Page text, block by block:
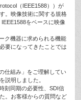
（IEEE1588））が
。映像技術に関する規格
をベースに映像
ク機器に求められる機能
要になってきたことでは
仕組み」をご理解してい
説明しました。
刻同期の必要性、SDI信
。お客様からの質問など